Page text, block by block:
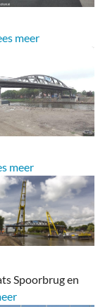
meer
meer
Spoorbrug en